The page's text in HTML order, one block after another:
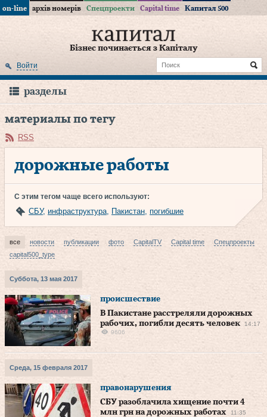
on-line архів номерів Спецпроекти Capital time Капитал 500
Бізнес починається з Капіталу
Войти
разделы
материалы по тегу
RSS
дорожные работы
С этим тегом чаще всего используют:
СБУ, инфраструктура, Пакистан, погибшие
все новости публикации фото CapitalTV Capital time
Спецпроекты
capital500_type
Суббота, 13 мая 2017
происшествие
В Пакистане расстреляли дорожных
рабочих, погибли десять человек
14:17
9606
Среда, 15 февраля 2017
правонарушения
СБУ разоблачила хищение почти 4
млн грн на дорожных работах
11:35